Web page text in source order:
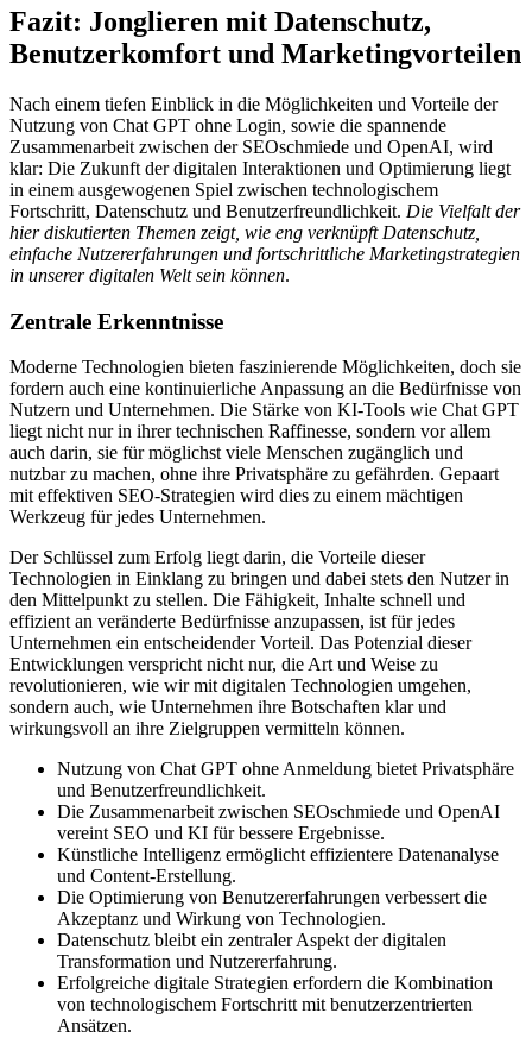
Fazit: Jonglieren mit Datenschutz,
Benutzerkomfort und Marketingvorteilen
Nach einem tiefen Einblick in die Möglichkeiten und Vorteile der
Nutzung von Chat GPT ohne Login, sowie die spannende
Zusammenarbeit zwischen der SEOschmiede und OpenAI, wird
klar: Die Zukunft der digitalen Interaktionen und Optimierung liegt
in einem ausgewogenen Spiel zwischen technologischem
Fortschritt, Datenschutz und Benutzerfreundlichkeit. Die Vielfalt der
hier diskutierten Themen zeigt, wie eng verknüpft Datenschutz,
einfache Nutzererfahrungen und fortschrittliche Marketingstrategien
in unserer digitalen Welt sein können.
Zentrale Erkenntnisse
Moderne Technologien bieten faszinierende Möglichkeiten, doch sie
fordern auch eine kontinuierliche Anpassung an die Bedürfnisse von
Nutzern und Unternehmen. Die Stärke von KI-Tools wie Chat GPT
liegt nicht nur in ihrer technischen Raffinesse, sondern vor allem
auch darin, sie für möglichst viele Menschen zugänglich und
nutzbar zu machen, ohne ihre Privatsphäre zu gefährden. Gepaart
mit effektiven SEO-Strategien wird dies zu einem mächtigen
Werkzeug für jedes Unternehmen.
Der Schlüssel zum Erfolg liegt darin, die Vorteile dieser
Technologien in Einklang zu bringen und dabei stets den Nutzer in
den Mittelpunkt zu stellen. Die Fähigkeit, Inhalte schnell und
effizient an veränderte Bedürfnisse anzupassen, ist für jedes
Unternehmen ein entscheidender Vorteil. Das Potenzial dieser
Entwicklungen verspricht nicht nur, die Art und Weise zu
revolutionieren, wie wir mit digitalen Technologien umgehen,
sondern auch, wie Unternehmen ihre Botschaften klar und
wirkungsvoll an ihre Zielgruppen vermitteln können.
Nutzung von Chat GPT ohne Anmeldung bietet Privatsphäre
und Benutzerfreundlichkeit.
Die Zusammenarbeit zwischen SEOschmiede und OpenAI
vereint SEO und KI für bessere Ergebnisse.
Künstliche Intelligenz ermöglicht effizientere Datenanalyse
und Content-Erstellung.
Die Optimierung von Benutzererfahrungen verbessert die
Akzeptanz und Wirkung von Technologien.
Datenschutz bleibt ein zentraler Aspekt der digitalen
Transformation und Nutzererfahrung.
Erfolgreiche digitale Strategien erfordern die Kombination
von technologischem Fortschritt mit benutzerzentrierten
Ansätzen.